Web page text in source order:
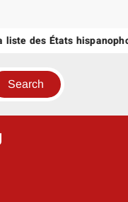
des États